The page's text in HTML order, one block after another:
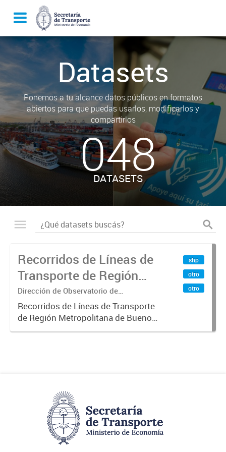
Datasets
Ponemos a tu alcance datos públicos en formatos
abiertos para que puedas usarlos, modificarlos y
compartirlos
048
DATASETS
Recorridos de Líneas de
Transporte de Región
Metropolitana de
Buenos Aires (RMBA)
Dirección de Observatorio de
Transporte, Estudio y Sistemas
Recorridos de Líneas de Transporte
de Región Metropolitana de Buenos
Aires (RMBA).-
shp
otro
otro